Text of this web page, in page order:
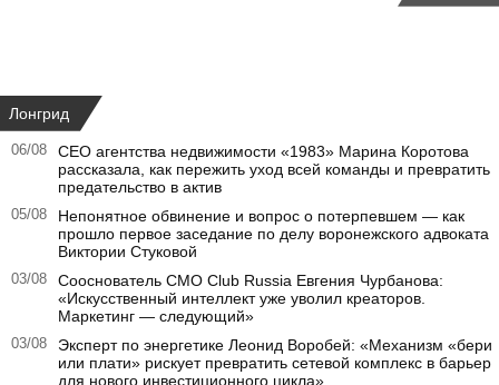
Лонгрид
06/08
CEO агентства недвижимости «1983» Марина Коротова
рассказала, как пережить уход всей команды и превратить
предательство в актив
05/08
Непонятное обвинение и вопрос о потерпевшем — как
прошло первое заседание по делу воронежского адвоката
Виктории Стуковой
03/08
Сооснователь CMO Club Russia Евгения Чурбанова:
«Искусственный интеллект уже уволил креаторов.
Маркетинг — следующий»
03/08
Эксперт по энергетике Леонид Воробей: «Механизм «бери
или плати» рискует превратить сетевой комплекс в барьер
для нового инвестиционного цикла»